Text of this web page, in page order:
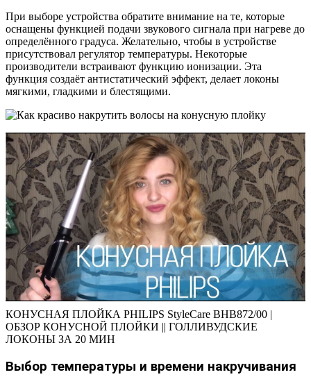
При выборе устройства обратите внимание на те, которые
оснащены функцией подачи звукового сигнала при нагреве до
определённого градуса. Желательно, чтобы в устройстве
присутствовал регулятор температуры. Некоторые
производители встраивают функцию ионизации. Эта
функция создаёт антистатический эффект, делает локоны
мягкими, гладкими и блестящими.
КОНУСНАЯ ПЛОЙКА PHILIPS StyleCare BHB872/00 |
ОБЗОР КОНУСНОЙ ПЛОЙКИ || ГОЛЛИВУДСКИЕ
ЛОКОНЫ ЗА 20 МИН
Выбор температуры и времени накручивания